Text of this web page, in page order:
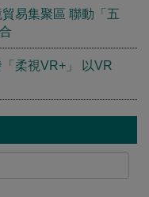
易集聚區 聯動「五
「柔視VR+」 以VR